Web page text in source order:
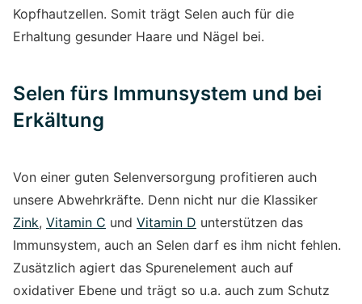
Kopfhautzellen. Somit trägt Selen auch für die
Erhaltung gesunder Haare und Nägel bei.
Selen fürs Immunsystem und bei
Erkältung
Von einer guten Selenversorgung profitieren auch
unsere Abwehrkräfte. Denn nicht nur die Klassiker
Zink, Vitamin C und Vitamin D unterstützen das
Immunsystem, auch an Selen darf es ihm nicht fehlen.
Zusätzlich agiert das Spurenelement auch auf
oxidativer Ebene und trägt so u.a. auch zum Schutz